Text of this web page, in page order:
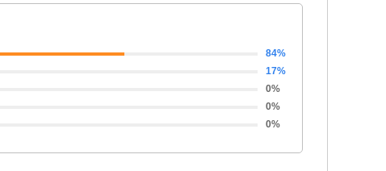
84%
17%
0%
0%
0%